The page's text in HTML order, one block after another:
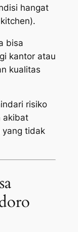
hangat
).
bisa
kantor atau
kualitas
risiko
akibat
yang tidak